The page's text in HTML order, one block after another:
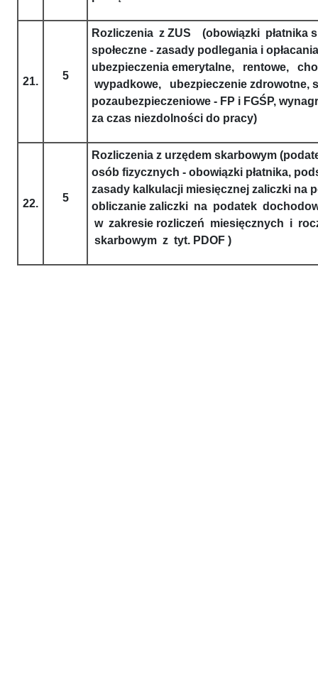
21. 5
Rozliczenia z ZUS (obowiązki płatnika
społeczne - zasady podlegania i
ubezpieczenia emerytalne, rentowe,
wypadkowe, ubezpieczenie zdrowotne,
pozaubezpieczeniowe - FP i FGŚP,
za czas niezdolności do pracy)
22. 5
Rozliczenia z urzędem skarbowym
osób fizycznych - obowiązki płatnika,
zasady kalkulacji miesięcznej zaliczki na
obliczanie zaliczki na podatek
w zakresie rozliczeń miesięcznych i
skarbowym z tyt. PDOF )